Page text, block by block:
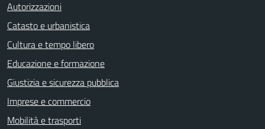
Autorizzazioni
Catasto e urbanistica
Cultura e tempo libero
Educazione e formazione
Giustizia e sicurezza pubblica
Imprese e commercio
Mobilità e trasporti